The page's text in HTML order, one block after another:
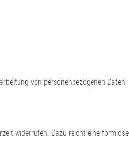
von personenbezogenen Daten
widerrufen. Dazu reicht eine formlose